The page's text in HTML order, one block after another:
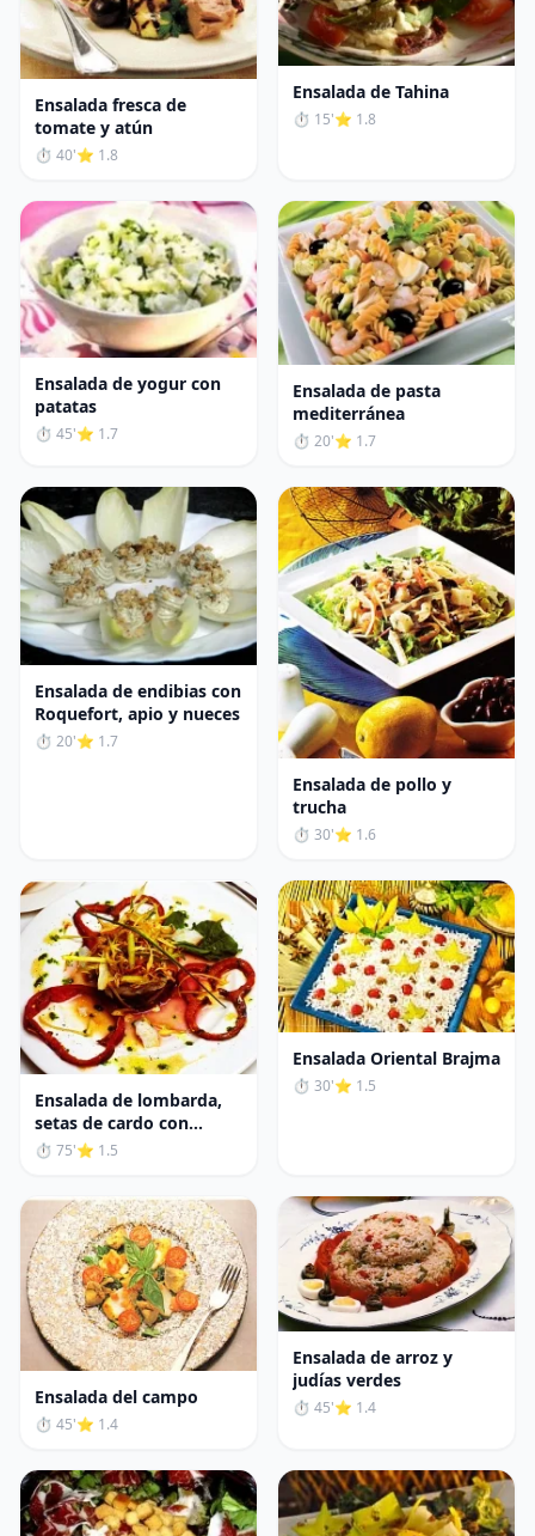
Ensalada fresca de
tomate y atún
⏱ 40'⭐ 1.8
Ensalada de Tahina
⏱ 15'⭐ 1.8
Ensalada de yogur con
patatas
⏱ 45'⭐ 1.7
Ensalada de pasta
mediterránea
⏱ 20'⭐ 1.7
Ensalada de endibias con
Roquefort, apio y nueces
⏱ 20'⭐ 1.7
Ensalada de pollo y
trucha
⏱ 30'⭐ 1.6
Ensalada de lombarda,
setas de cardo con
bacalao y crujiente de
⏱ 75'⭐ 1.5
Ensalada Oriental Brajma
⏱ 30'⭐ 1.5
Ensalada del campo
⏱ 45'⭐ 1.4
Ensalada de arroz y
judías verdes
⏱ 45'⭐ 1.4